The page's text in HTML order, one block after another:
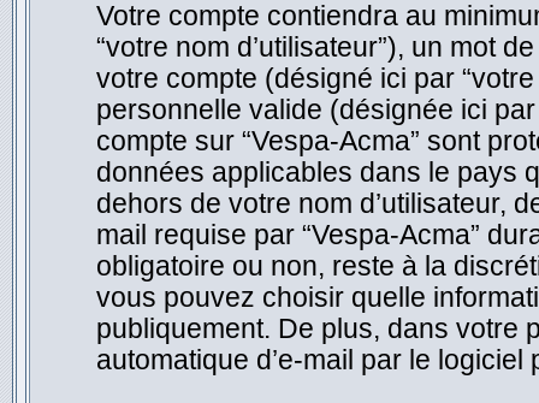
Votre compte contiendra au
“votre nom d’utilisateur”), un mot
votre compte (désigné ici par
personnelle valide (désignée ici
compte sur “Vespa-Acma” sont
données applicables dans le pays
dehors de votre nom d’utilisateur,
mail requise par “Vespa-Acma”
obligatoire ou non, reste à la
vous pouvez choisir quelle
publiquement. De plus, dans votre
automatique d’e-mail par le logiciel